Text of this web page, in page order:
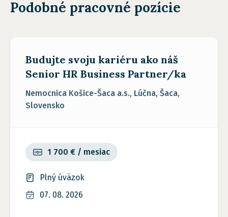
Podobné pracovné pozície
Budujte svoju kariéru ako náš
Senior HR Business Partner/ka
Nemocnica Košice-Šaca a.s., Lúčna, Šaca,
Slovensko
Plný úväzok
1 700 € / mesiac
07. 08. 2026